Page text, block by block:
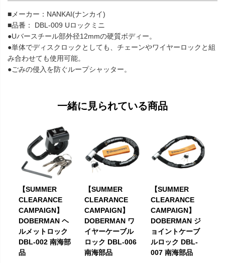
■メーカー：NANKAI(ナンカイ)
■品番： DBL-009 Uロックミニ
●Uバースチール部外径12mmの硬質ボディー。
●単体でディスクロックとしても、チェーンやワイヤーロックと組
み合わせても使用可能。
●ごみの侵入を防ぐループシャッター。
一緒に見られている商品
【SUMMER
CLEARANCE
CAMPAIGN】
DOBERMAN ヘ
ルメットロック
DBL-002 南海部
品
【SUMMER
CLEARANCE
CAMPAIGN】
DOBERMAN ワ
イヤーケーブル
ロック DBL-006
南海部品
【SUMMER
CLEARANCE
CAMPAIGN】
DOBERMAN ジ
ョイントケーブ
ルロック DBL-
007 南海部品